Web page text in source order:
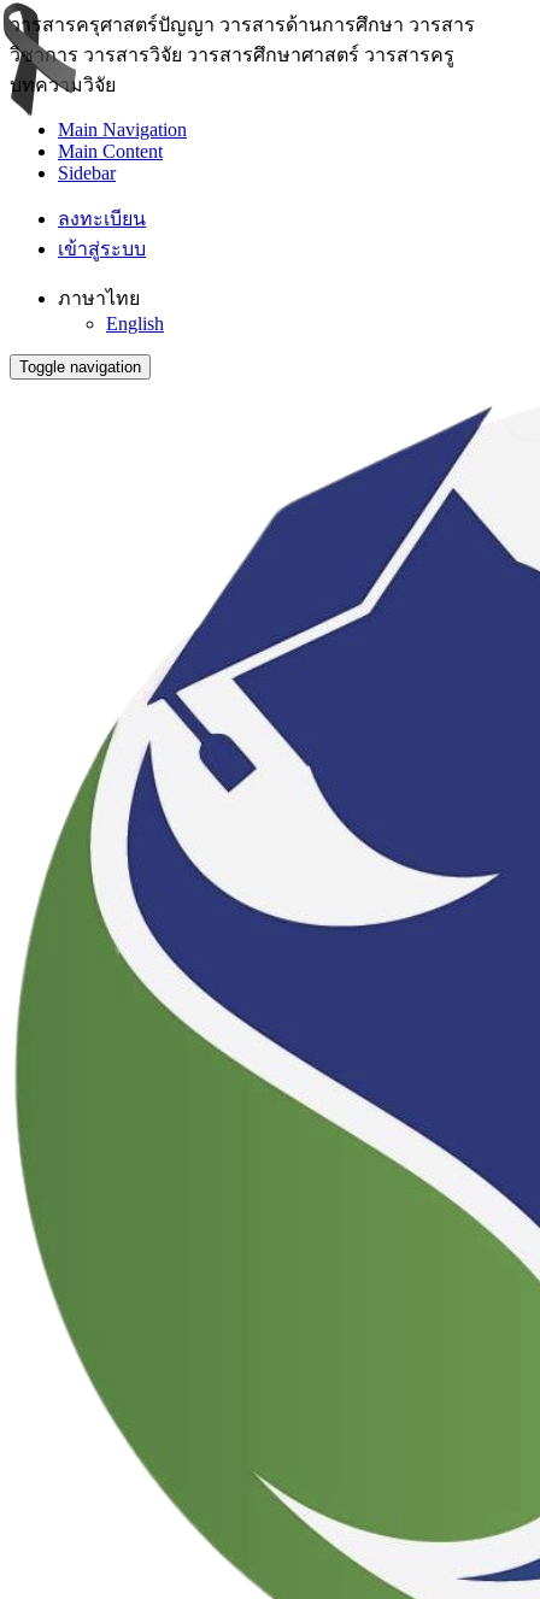
วารสารครุศาสตร์ปัญญา วารสารด้านการศึกษา วารสาร
วิชาการ วารสารวิจัย วารสารศึกษาศาสตร์ วารสารครู
บทความวิจัย
Main Navigation
Main Content
Sidebar
ลงทะเบียน
เข้าสู่ระบบ
ภาษาไทย
English
Toggle navigation